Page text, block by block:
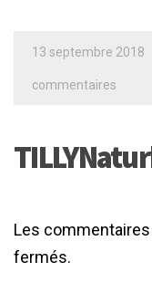
13 septembre 2018
commentaires
Les
fermés.